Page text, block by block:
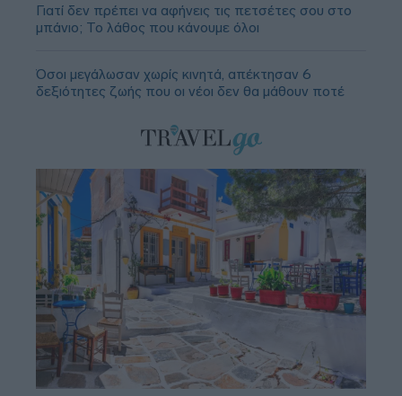
Γιατί δεν πρέπει να αφήνεις τις πετσέτες σου στο
μπάνιο; Το λάθος που κάνουμε όλοι
Όσοι μεγάλωσαν χωρίς κινητά, απέκτησαν 6
δεξιότητες ζωής που οι νέοι δεν θα μάθουν ποτέ